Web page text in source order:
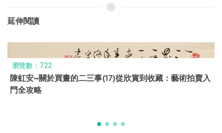
延伸閱讀
覽數：722
虹安~關於買畫的二三事(17)從欣賞到收藏：藝術拍賣入
全攻略